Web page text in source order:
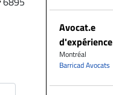
Avocat.e
d'expérience
Montréal
Barricad Avocats